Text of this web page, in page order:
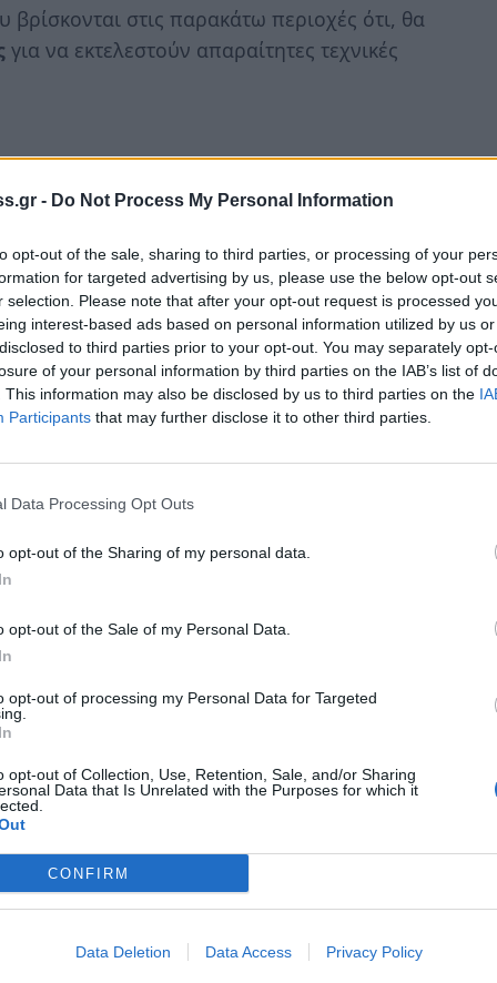
- Do Not Process My Personal Information
opt-out of the sale, sharing to third parties, or processing of your
for targeted advertising by us, please use the below opt-out
selection. Please note that after your opt-out request is processed
interest-based ads based on personal information utilized by us
to third parties prior to your opt-out. You may separately
of your personal information by third parties on the IAB’s list of
This information may also be disclosed by us to third parties on the
Participants that may further disclose it to other third parties.
Data Processing Opt Outs
opt-out of the Sharing of my personal data.
opt-out of the Sale of my Personal Data.
opt-out of processing my Personal Data for Targeted
opt-out of Collection, Use, Retention, Sale, and/or Sharing
Data that Is Unrelated with the Purposes for which it
CONFIRM
Data Deletion Data Access Privacy Policy
στις παρακάτω περιοχές ότι, θα
για να εκτελεστούν απαραίτητες τεχνικές
– Νέστορος από ώρα11:00 έως 12:00.
έως 11:00.
Κάναλος, Χοχλαστή, Μαραθούπολη,
από
θα ξαναδοθείπριν από το χρόνο
πάνω.
και τα δίκτυα τηςΔΕΗ Α.Ε.θα πρέπει να
σε αγωγούς ή σε άλλα στοιχεία του
γιατίυπάρχει σοβαρός κίνδυνος